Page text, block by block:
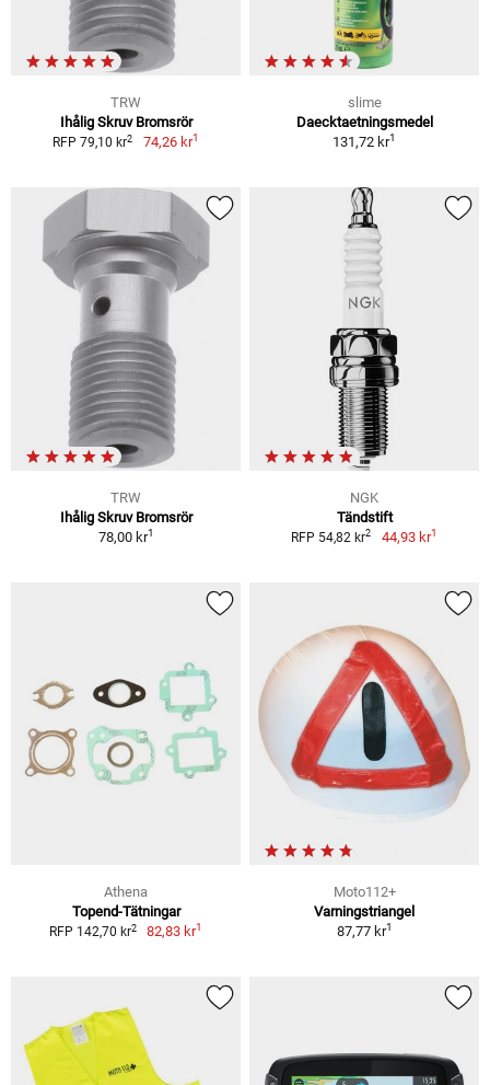
TRW
Ihålig Skruv Bromsrör
RFP 79,10 kr2 74,26 kr1
slime
Daecktaetningsmedel
131,72 kr1
TRW
Ihålig Skruv Bromsrör
78,00 kr1
NGK
Tändstift
RFP 54,82 kr2 44,93 kr1
Athena
Topend-Tätningar
RFP 142,70 kr2 82,83 kr1
Moto112+
Varningstriangel
87,77 kr1